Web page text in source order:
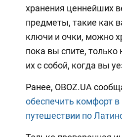
хранения ценнейших
предметы, такие как
ключи и очки, можно
пока вы спите, только
их с собой, когда вы
Ранее, OBOZ.UA
обеспечить комфорт
путешествии по